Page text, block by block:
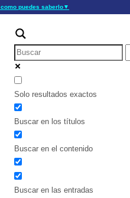
puedes saberlo▼
oficiales .gob.do o .gov.do seguros utilizan
https://
dentro de .gob.do o .gov.do. Comparte
sólo en los sitios seguros de .gob.do
Solo resultados exactos
Buscar en los títulos
Buscar en el contenido
Buscar en las entradas